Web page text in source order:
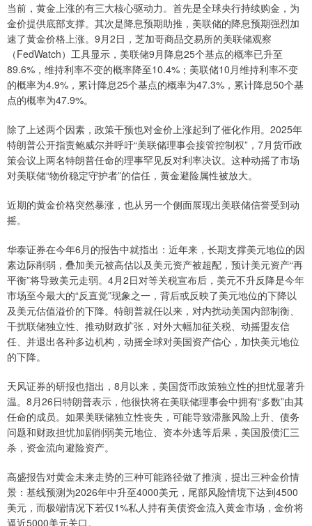
当前，黄金上涨的有三大核心驱动力。首先是全球央行持续购金，为
金价提供底部支撑。其次是降息预期助推，美联储的降息预期强烈加
速了黄金价格上涨。9月2日，芝加哥商品交易所的美联储观察
（FedWatch）工具显示，美联储9月降息25个基点的概率已升至
89.6%，维持利率不变的概率降至10.4%；美联储10月维持利率不变
的概率为4.9%，累计降息25个基点的概率为47.3%，累计降息50个基
点的概率为47.9%。
除了上述两个因素，政策干预也对金价上涨起到了催化作用。2025年
特朗普公开指责鲍威尔并呼吁“美联储理事会接管控制权”，7月货币政
策会议上两名特朗普任命的理事罕见反对利率决议。这种动摇了市场
对美联储“物价稳定守护者”的信任，黄金避险属性被放大。
近期的黄金价格突然暴涨，也从另一个侧面展现出美联储信誉受到动
摇。
华泰证券在今年6月的报告中就指出：近年来，长期支撑美元地位的因
素边际削弱，叠加美元被高估以及美元资产被超配，预计美元资产“再
平衡”将导致美元走弱。4月2日对等关税宣布后，美元不升反降是今年
市场至今最大的“反直觉”现象之一，背后或反映了美元地位的下降以
及美元估值溢价的下降。特朗普就任以来，对内扰动美国内部制衡、
干扰联储独立性、推动财政扩张，对外大幅加征关税、动摇盟友信
任、并退出各种多边机构，动摇全球对美国资产信心，加快美元地位
的下降。
天风证券的研报也指出，8月以来，美国货币政策独立性的担忧显著升
温。8月26日特朗普表示，他很快将在美联储理事会中拥有“多数”由其
任命的成员。如果美联储独立性丧失，可能导致滞胀风险上升、债务
问题和财政担忧加剧削弱美元地位、资本外逃等后果，美国股债汇三
杀，资金流向避险资产。
高盛报告对黄金未来走势的三种可能路径做了推演，提出三种金价情
景：基线预测为2026年中升至4000美元，尾部风险情境下达到4500
美元，而极端情况下若仅1%私人持有美债资金流入黄金市场，金价将
逼近5000美元关口。